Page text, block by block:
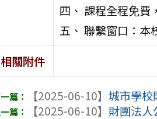
四、 課程全程免費
五、 聯繫窗口：本
相關附件
【2025-06-10】城市學校
【2025-06-10】 財團法人